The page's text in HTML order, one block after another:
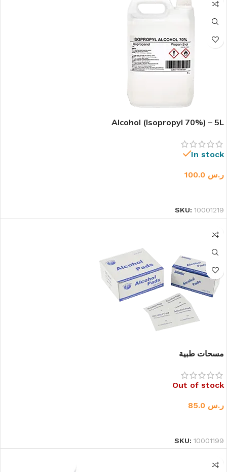
Alcohol (Isopropyl 70%) – 5L
In stock
ر.س 100.0
SKU: 10001219
مسحات طبية
Out of stock
ر.س 85.0
SKU: 10001199